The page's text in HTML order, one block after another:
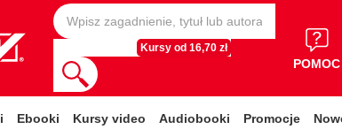
Kursy od 16,70 zł
POMOC
Ebooki Kursy video Audiobooki Promocje